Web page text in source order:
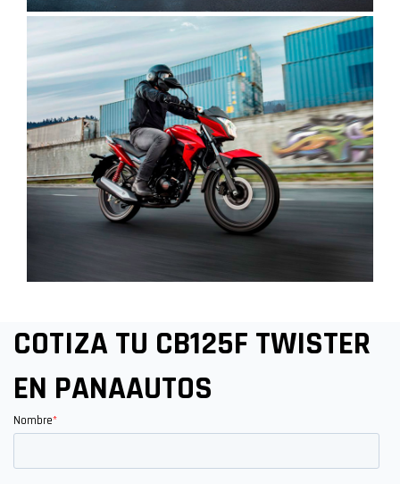
COTIZA TU CB125F TWISTER
EN PANAAUTOS